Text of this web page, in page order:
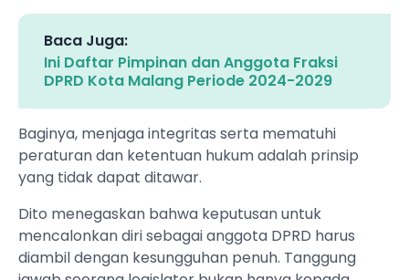
Baca Juga:
Ini Daftar Pimpinan dan Anggota Fraksi
DPRD Kota Malang Periode 2024-2029
Baginya, menjaga integritas serta mematuhi
peraturan dan ketentuan hukum adalah prinsip
yang tidak dapat ditawar.
Dito menegaskan bahwa keputusan untuk
mencalonkan diri sebagai anggota DPRD harus
diambil dengan kesungguhan penuh. Tanggung